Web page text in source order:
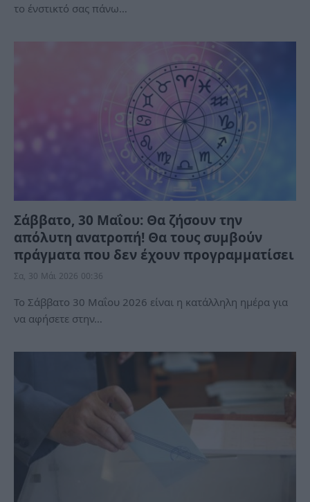
το ένστικτό σας πάνω…
Σάββατο, 30 Μαΐου: Θα ζήσουν την
απόλυτη ανατροπή! Θα τους συμβούν
πράγματα που δεν έχουν προγραμματίσει
Σα, 30 Μάι 2026 00:36
Το Σάββατο 30 Μαΐου 2026 είναι η κατάλληλη ημέρα για
να αφήσετε στην…